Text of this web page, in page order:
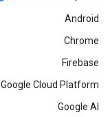
Android
Chrome
Firebase
Google Cloud Platform
Google AI